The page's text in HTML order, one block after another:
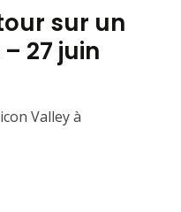
sur un
27 juin
Valley à